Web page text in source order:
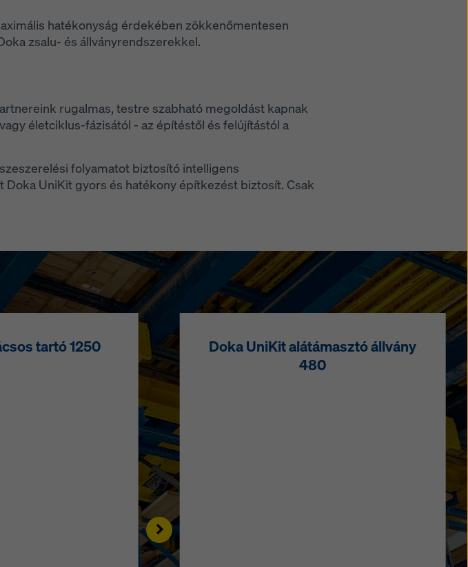
hatékonyság érdekében zökkenőmentesen
zsalu- és állványrendszerekkel.
rugalmas, testre szabható megoldást kapnak
életciklus-fázisától - az építéstől és felújítástól a
folyamatot biztosító intelligens
UniKit gyors és hatékony építkezést biztosít. Csak
tartó 1250
Doka UniKit alátámasztó állvány
480
Right